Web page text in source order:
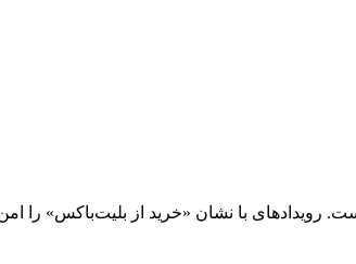
با نشان «خرید از بلیت‌باکس» را امن